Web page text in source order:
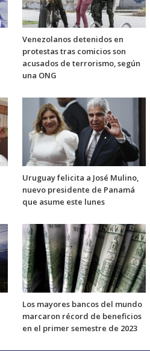
Venezolanos detenidos en
protestas tras comicios son
acusados de terrorismo, según
una ONG
Uruguay felicita a José Mulino,
nuevo presidente de Panamá
que asume este lunes
Los mayores bancos del mundo
marcaron récord de beneficios
en el primer semestre de 2023